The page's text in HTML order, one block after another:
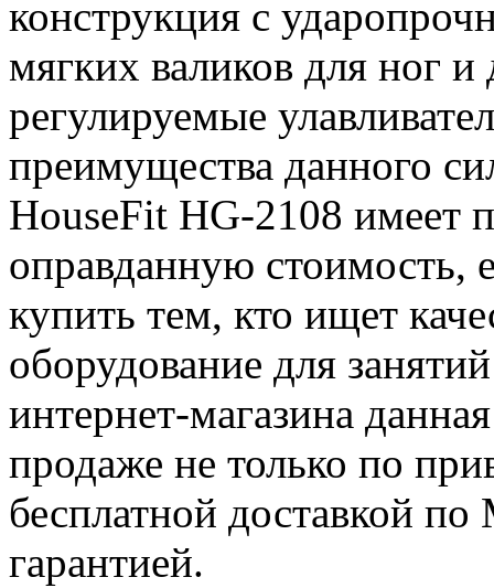
конструкция с
мягких валиков для ног и
регулируемые
преимущества данного
HouseFit HG-2108 имеет
оправданную стоимость,
купить тем, кто ищет
оборудование для
интернет-магазина
продаже не только по
бесплатной доставкой
гарантией.